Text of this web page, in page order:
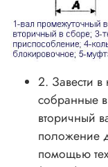
2. Завести
собранные
вторичный
положение
помощью